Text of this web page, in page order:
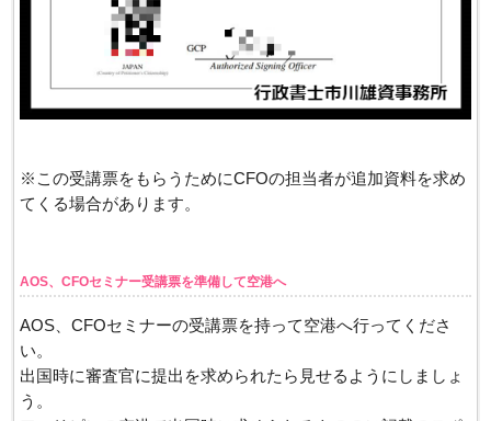
※この受講票をもらうためにCFOの担当者が追加資料を求め
てくる場合があります。
AOS、CFOセミナー受講票を準備して空港へ
AOS、CFOセミナーの受講票を持って空港へ行ってくださ
い。
出国時に審査官に提出を求められたら見せるようにしましょ
う。